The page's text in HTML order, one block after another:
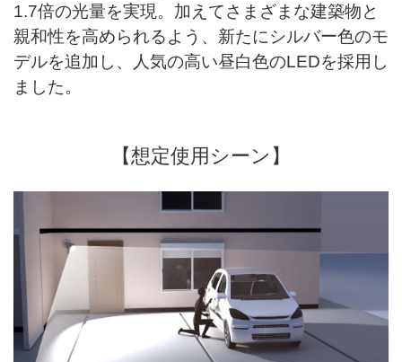
1.7倍の光量を実現。加えてさまざまな建築物と
親和性を高められるよう、新たにシルバー色のモ
デルを追加し、人気の高い昼白色のLEDを採用し
ました。
【想定使用シーン】